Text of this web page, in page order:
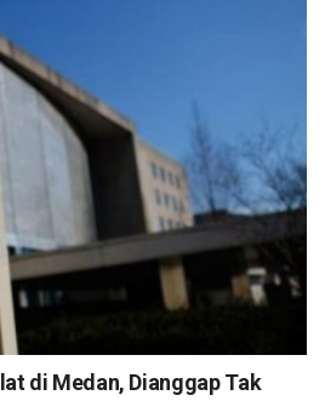
di Medan, Dianggap Tak